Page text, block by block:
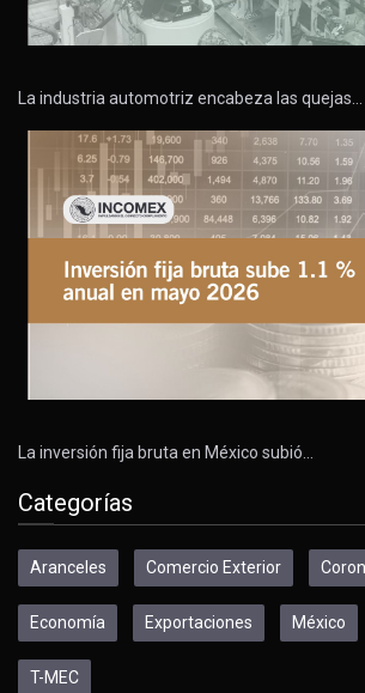
La industria automotriz encabeza las quejas…
La inversión fija bruta en México subió…
Categorías
Aranceles Comercio Exterior
Economía Exportaciones México
T-MEC